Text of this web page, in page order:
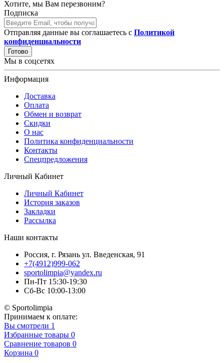
Хотите, мы Вам перезвоним?
Подписка
Отправляя данные вы соглашаетесь с Политикой
конфиденциальности
Готово
Мы в соцсетях
Информация
Доставка
Оплата
Обмен и возврат
Скидки
О нас
Политика конфиденциальности
Контакты
Спецпредложения
Личный Кабинет
Личный Кабинет
История заказов
Закладки
Рассылка
Наши контакты
Россия, г. Рязань ул. Введенская, 91
+7(4912)999-062
sportolimpia@yandex.ru
Пн-Пт 15:30-19:30
Сб-Вс 10:00-13:00
© Sportolimpia
Принимаем к оплате:
Вы смотрели 1
Избранные товары 0
Сравнение товаров 0
Корзина 0